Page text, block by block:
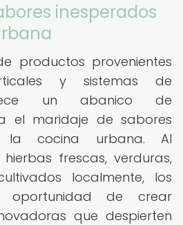
inesperados
productos provenientes
y sistemas de
un abanico de
el maridaje de sabores
la cocina urbana. Al
frescas, verduras,
localmente, los
oportunidad de crear
que despierten